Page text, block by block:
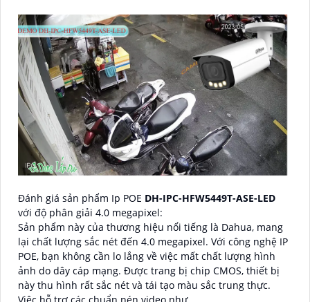
Đánh giá sản phẩm Ip POE DH-IPC-HFW5449T-ASE-LED
với độ phân giải 4.0 megapixel:
Sản phẩm này của thương hiệu nổi tiếng là Dahua, mang
lại chất lượng sắc nét đến 4.0 megapixel. Với công nghệ IP
POE, bạn không cần lo lắng về việc mất chất lượng hình
ảnh do dây cáp mạng. Được trang bị chip CMOS, thiết bị
này thu hình rất sắc nét và tái tạo màu sắc trung thực.